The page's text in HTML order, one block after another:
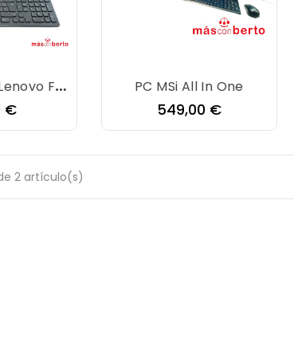
PC All In One Lenovo F0BB
€
PC MSi All In One
Precio
549,00 €
2 artículo(s)